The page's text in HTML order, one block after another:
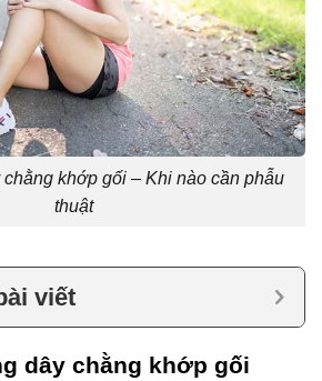
khớp gối – Khi nào cần phẫu
thuật
viết
dây chằng khớp gối